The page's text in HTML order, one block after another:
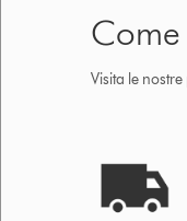
Visita le nostre